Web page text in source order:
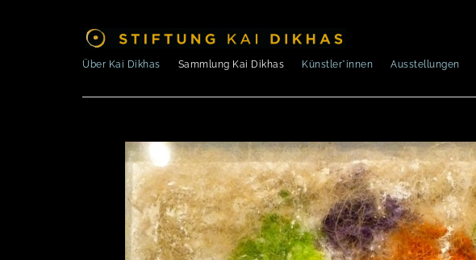
Über Kai Dikhas Sammlung Kai Dikhas Künstler*innen Ausstellungen